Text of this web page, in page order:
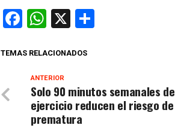
Facebook
WhatsApp
X
TEMAS RELACIONADOS
ANTERIOR
Solo 90 minutos semanales
ejercicio reducen el riesgo
prematura